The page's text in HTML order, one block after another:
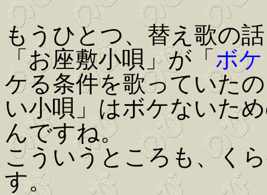
もうひとつ、替え歌の話
「お座敷小唄」が「 ボ
ケる条件を歌っていた
い小唄」はボケないた
んですね。
こういうところも、く
す。